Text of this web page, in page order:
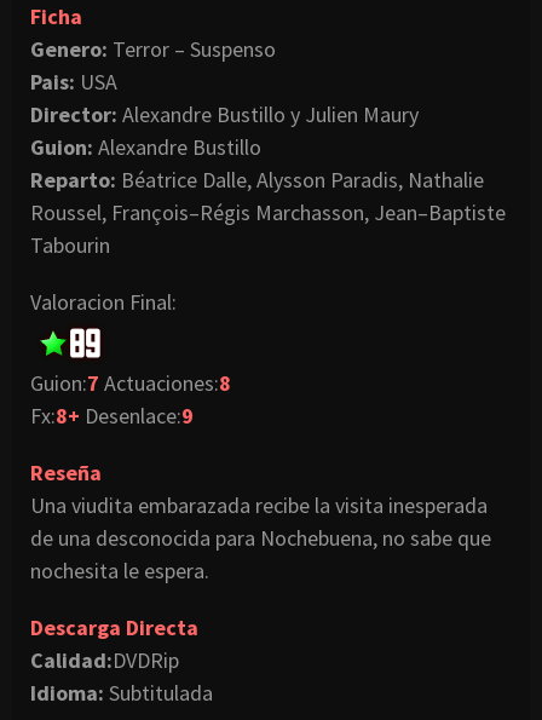
Ficha
Genero: Terror – Suspenso
Pais: USA
Director: Alexandre Bustillo y Julien Maury
Guion: Alexandre Bustillo
Reparto: Béatrice Dalle,Alysson Paradis, Nathalie
Roussel, François–Régis Marchasson, Jean–Baptiste
Tabourin
Valoracion Final:
Guion:7 Actuaciones:8
Fx:8+ Desenlace:9
Reseña
Una viudita embarazada recibe la visita inesperada
de una desconocida para Nochebuena, no sabe que
nochesita le espera.
Descarga Directa
Calidad:DVDRip
Idioma: Subtitulada